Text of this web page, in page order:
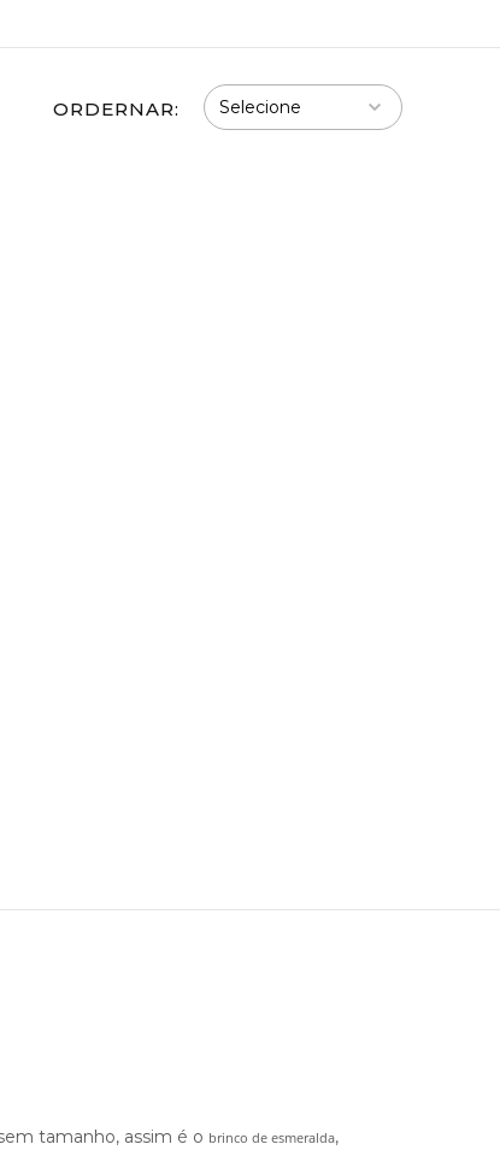
ORDERNAR:
tamanho, assim é o brinco de esmeralda,